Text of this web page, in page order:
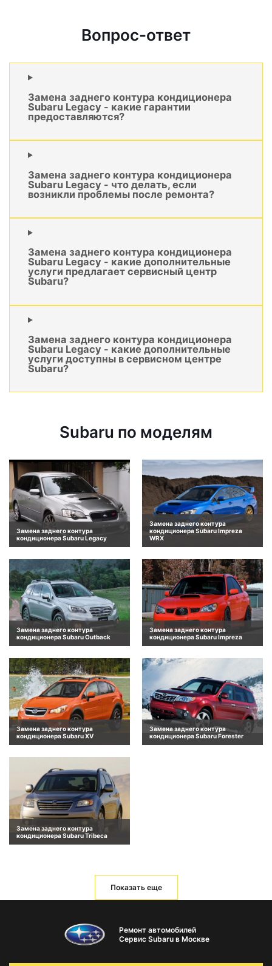
Вопрос-ответ
Замена заднего контура кондиционера
Subaru Legacy - какие гарантии
предоставляются?
Замена заднего контура кондиционера
Subaru Legacy - что делать, если
возникли проблемы после ремонта?
Замена заднего контура кондиционера
Subaru Legacy - какие дополнительные
услуги предлагает сервисный центр
Subaru?
Замена заднего контура кондиционера
Subaru Legacy - какие дополнительные
услуги доступны в сервисном центре
Subaru?
Subaru по моделям
Замена заднего контура
кондиционера Subaru Legacy
Замена заднего контура
кондиционера Subaru Impreza
WRX
Замена заднего контура
кондиционера Subaru Outback
Замена заднего контура
кондиционера Subaru Impreza
Замена заднего контура
кондиционера Subaru XV
Замена заднего контура
кондиционера Subaru Forester
Замена заднего контура
кондиционера Subaru Tribeca
Показать еще
Ремонт автомобилей
Сервис Subaru в Москве